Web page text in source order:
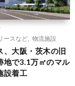
ースなど
物流施設
、大阪・茨木の旧
地で3.1万㎡のマル
設着工